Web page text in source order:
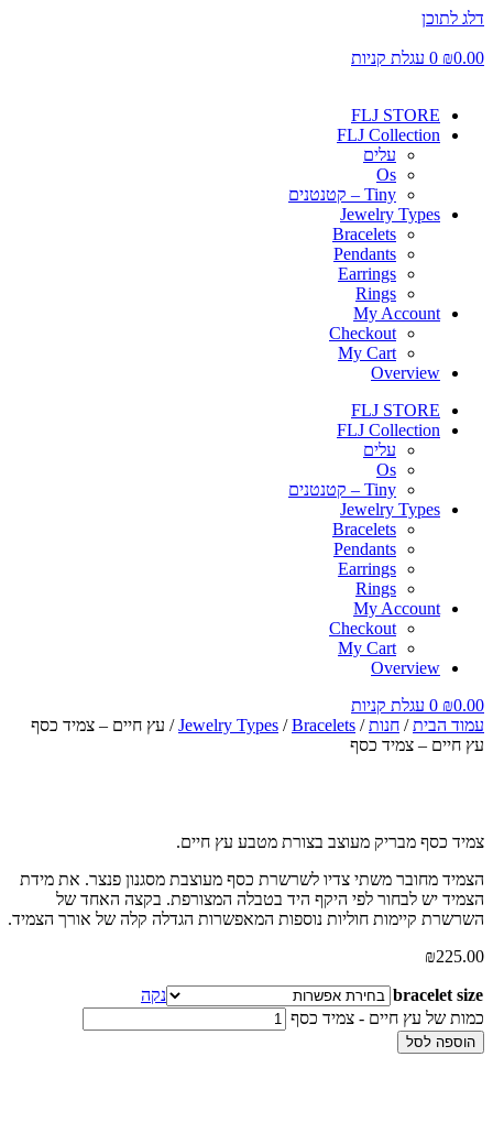
דלג לתוכן
₪0.00
0 עגלת קניות
FLJ STORE
FLJ Collection
עלים
Os
Tiny – קטנטנים
Jewelry Types
Bracelets
Pendants
Earrings
Rings
My Account
Checkout
My Cart
Overview
FLJ STORE
FLJ Collection
עלים
Os
Tiny – קטנטנים
Jewelry Types
Bracelets
Pendants
Earrings
Rings
My Account
Checkout
My Cart
Overview
₪0.00
0 עגלת קניות
עמוד הבית/חנות/
Jewelry Types/Bracelets
/ עץ חיים – צמיד כסף
עץ חיים – צמיד כסף
צמיד כסף מבריק מעוצב בצורת מטבע עץ חיים.
הצמיד מחובר משתי צדיו לשרשרת כסף מעוצבת מסגנון פנצר. את מידת
הצמיד יש לבחור לפי היקף היד בטבלה המצורפת. בקצה האחד של
השרשרת קיימות חוליות נוספות המאפשרות הגדלה קלה של אורך הצמיד.
₪225.00
bracelet size
נקה
כמות של עץ חיים - צמיד כסף
הוספה לסל